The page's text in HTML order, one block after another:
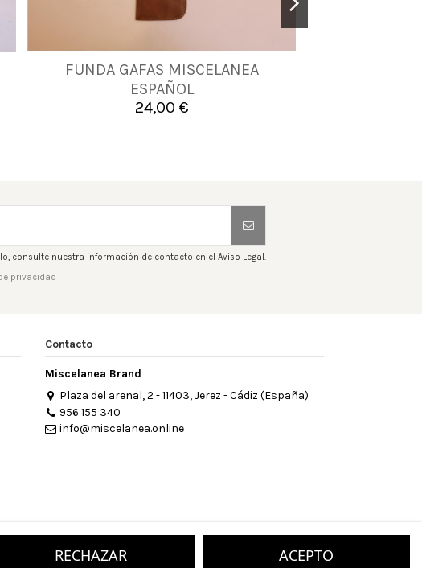
FUNDA GAFAS MISCELANEA
ESPAÑOL
24,00 €
UNICA
Añadir al carrito
consulte nuestra información de contacto en el Aviso Legal.
privacidad
Contacto
Miscelanea Brand
Plaza del arenal, 2 - 11403, Jerez - Cádiz (España)
956 155 340
info@miscelanea.online
RECHAZAR ACEPTO